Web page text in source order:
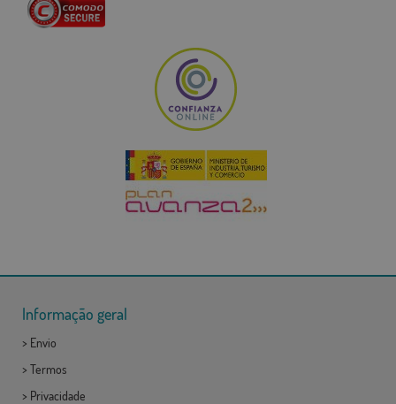
Informação geral
> Envio
> Termos
> Privacidade